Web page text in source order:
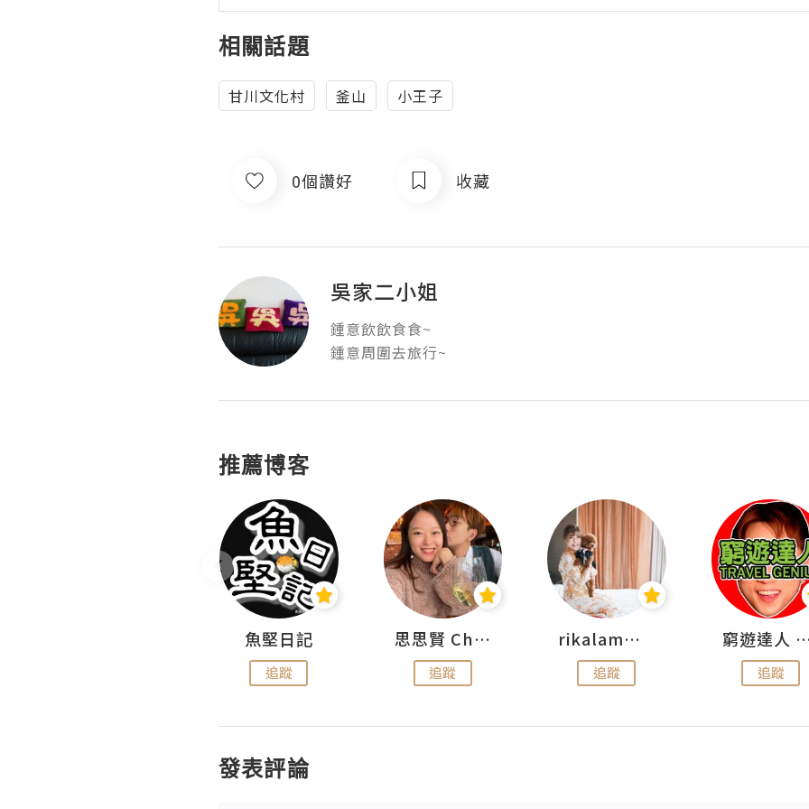
相關話題
甘川文化村 釜山 小王子
0個讚好 收藏
吳家二小姐
鍾意飲飲食食~
鍾意周圍去旅行~
推薦博客
魚堅日記
追蹤
思思賢 ChillMyBabe
追蹤
rikalammm
追蹤
窮遊達人
追蹤
發表評論